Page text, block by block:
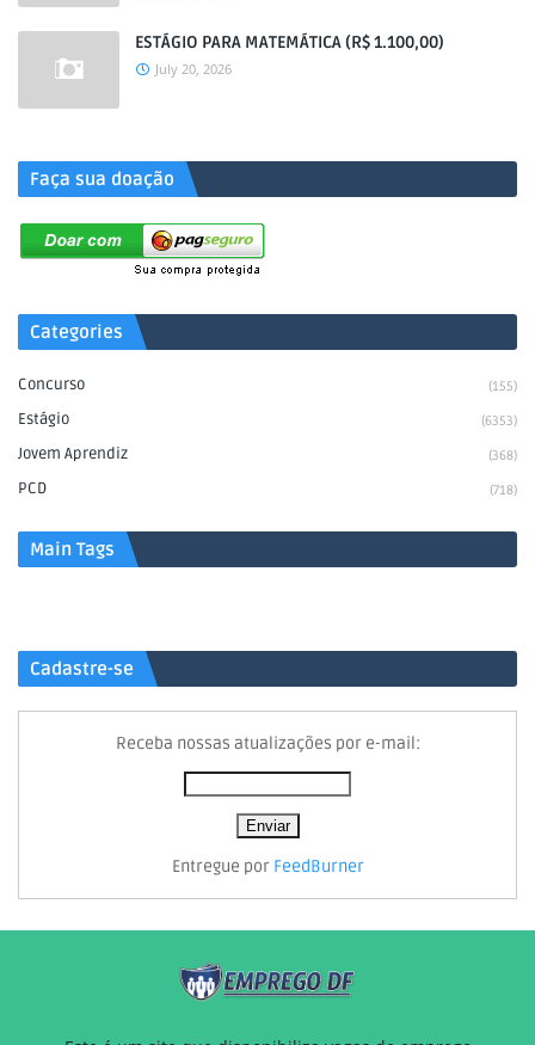
ESTÁGIO PARA MATEMÁTICA (R$ 1.100,00)
July 20, 2026
Faça sua doação
Categories
Concurso (155)
Estágio (6353)
Jovem Aprendiz (368)
PCD (718)
Main Tags
Cadastre-se
Receba nossas atualizações por e-mail:
Entregue por FeedBurner